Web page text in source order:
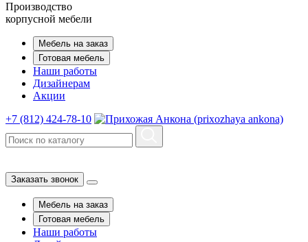
Производство
корпусной мебели
Мебель на заказ
Готовая мебель
Наши работы
Дизайнерам
Акции
+7 (812) 424-78-10
Заказать звонок
Мебель на заказ
Готовая мебель
Наши работы